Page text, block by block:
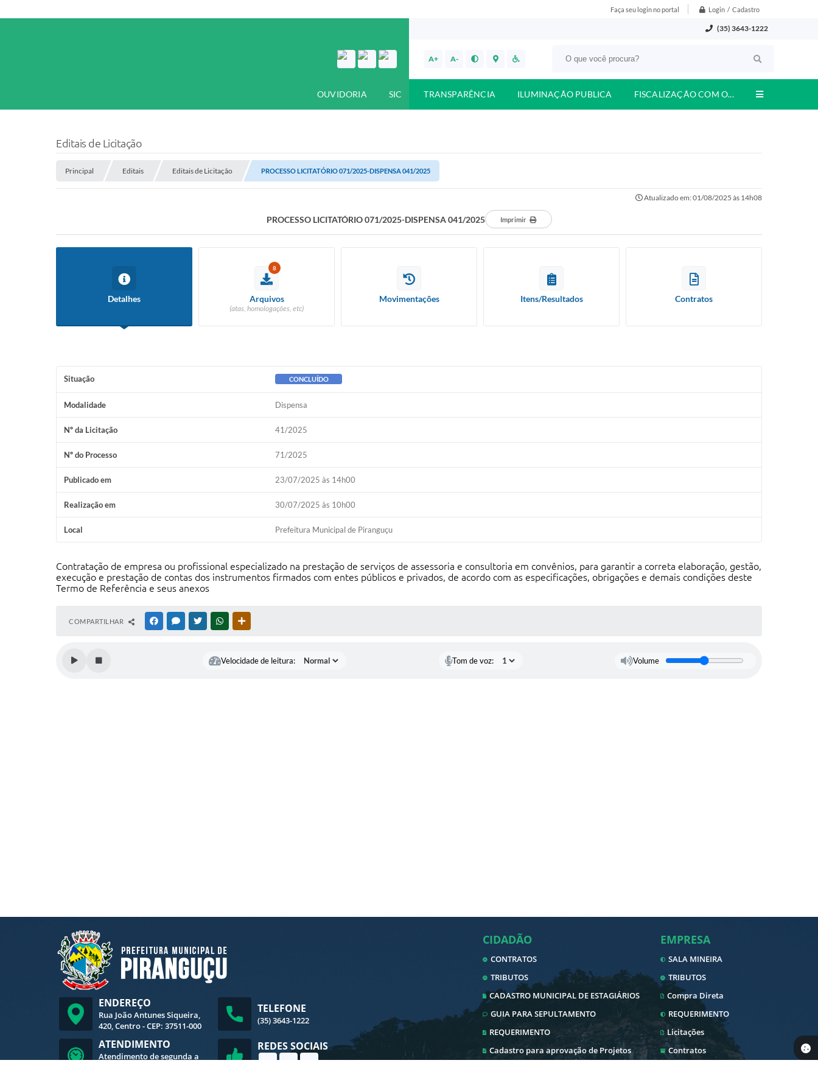
Faça seu login no portal Login / Cadastro
(35) 3643-1222
A+ A-
OUVIDORIA SIC TRANSPARÊNCIA ILUMINAÇÃO PUBLICA FISCALIZAÇÃO COM O...
Editais de Licitação
Principal Editais Editais de Licitação PROCESSO LICITATÓRIO 071/2025-DISPENSA 041/2025
Atualizado em: 01/08/2025 às 14h08
PROCESSO LICITATÓRIO 071/2025-DISPENSA 041/2025 Imprimir
Detalhes
8
Arquivos
(atas, homologações, etc)
Movimentações Itens/Resultados Contratos
Situação CONCLUÍDO
Modalidade Dispensa
Nº da Licitação 41/2025
Nº do Processo 71/2025
Publicado em 23/07/2025 às 14h00
Realização em 30/07/2025 às 10h00
Local Prefeitura Municipal de Piranguçu
Contratação de empresa ou profissional especializado na prestação de serviços de assessoria e consultoria em convênios, para garantir a correta elaboração, gestão,
execução e prestação de contas dos instrumentos firmados com entes públicos e privados, de acordo com as especificações, obrigações e demais condições deste
Termo de Referência e seus anexos
COMPARTILHAR FACEBOOKMESSENGER
TWITTERWHATSAPP
Velocidade de leitura: Tom de voz: Volume
ENDEREÇO
Rua João Antunes Siqueira,
420, Centro - CEP: 37511-000
TELEFONE
(35) 3643-1222
ATENDIMENTO
Atendimento de segunda a
REDES SOCIAIS
CIDADÃO
CONTRATOS
TRIBUTOS
CADASTRO MUNICIPAL DE ESTAGIÁRIOS
GUIA PARA SEPULTAMENTO
REQUERIMENTO
Cadastro para aprovação de Projetos
EMPRESA
SALA MINEIRA
TRIBUTOS
Compra Direta
REQUERIMENTO
Licitações
Contratos